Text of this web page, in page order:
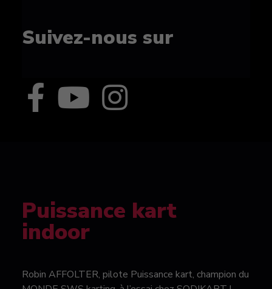
Suivez-nous sur
Puissance kart
indoor
Robin AFFOLTER, pilote Puissance kart, champion du